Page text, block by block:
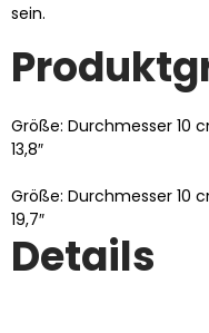
sein.
Größe: Durchmesser 10
13,8″
Größe: Durchmesser 10
19,7″
Details